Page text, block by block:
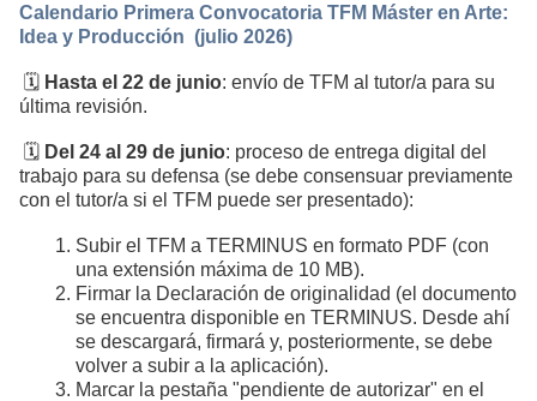
Calendario Primera Convocatoria TFM Máster en Arte:
Idea y Producción (julio 2026)
🗓️ Hasta el 22 de junio: envío de TFM al tutor/a para su
última revisión.
🗓️ Del 24 al 29 de junio: proceso de entrega digital del
trabajo para su defensa (se debe consensuar previamente
con el tutor/a si el TFM puede ser presentado):
Subir el TFM a TERMINUS en formato PDF (con
una extensión máxima de 10 MB).
Firmar la Declaración de originalidad (el documento
se encuentra disponible en TERMINUS. Desde ahí
se descargará, firmará y, posteriormente, se debe
volver a subir a la aplicación).
Marcar la pestaña "pendiente de autorizar" en el